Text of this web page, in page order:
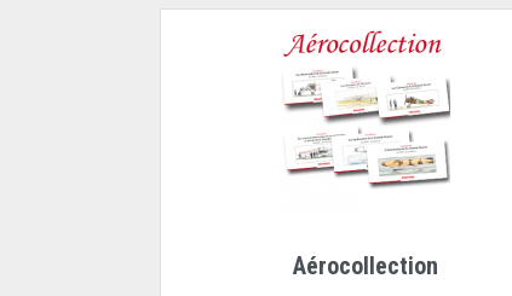
Aérocollection